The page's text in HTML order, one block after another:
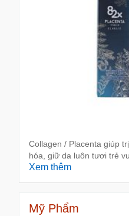
Collagen / Placenta giúp
hóa, giữ da luôn tươi trẻ
Xem thêm
Mỹ Phẩm